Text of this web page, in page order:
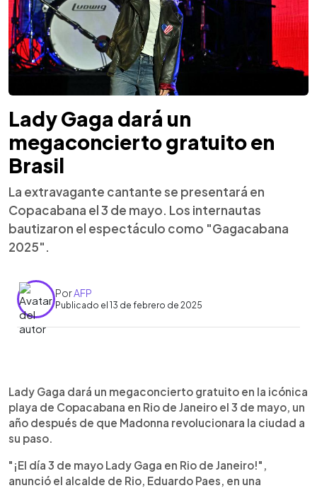
Lady Gaga dará un
megaconcierto gratuito en
Brasil
La extravagante cantante se presentará en
Copacabana el 3 de mayo. Los internautas
bautizaron el espectáculo como "Gagacabana
2025".
PorAFP
Publicado el 13 de febrero de 2025
► Escuchar artículo
Lady Gaga dará un megaconcierto gratuito en la icónica
playa de Copacabana en Rio de Janeiro el 3 de mayo, un
año después de que Madonna revolucionara la ciudad a
su paso.
"¡El día 3 de mayo Lady Gaga en Rio de Janeiro!",
anunció el alcalde de Rio, Eduardo Paes, en una